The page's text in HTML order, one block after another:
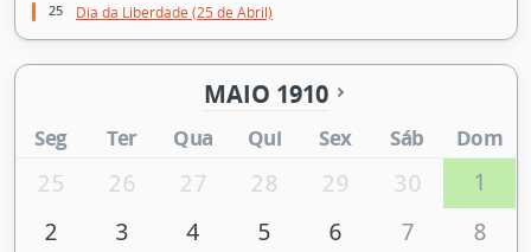
25 Dia da Liberdade (25 de Abril)
MAIO 1910
Seg Ter Qua Qui Sex Sáb Dom
25 26 27 28 29 30
1
2
3 4 5 6 7
8